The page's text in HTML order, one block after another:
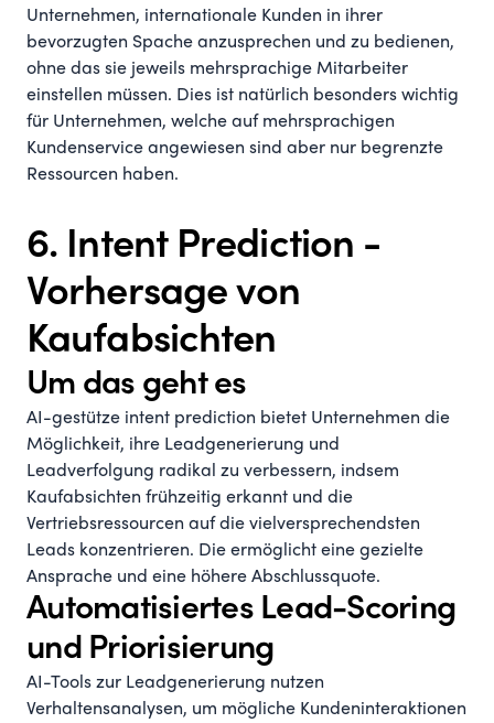
Unternehmen, internationale Kunden in ihrer
bevorzugten Spache anzusprechen und zu bedienen,
ohne das sie jeweils mehrsprachige Mitarbeiter
einstellen müssen. Dies ist natürlich besonders wichtig
für Unternehmen, welche auf mehrsprachigen
Kundenservice angewiesen sind aber nur begrenzte
Ressourcen haben.
6. Intent Prediction -
Vorhersage von
Kaufabsichten
Um das geht es
AI-gestütze intent prediction bietet Unternehmen die
Möglichkeit, ihre Leadgenerierung und
Leadverfolgung radikal zu verbessern, indsem
Kaufabsichten frühzeitig erkannt und die
Vertriebsressourcen auf die vielversprechendsten
Leads konzentrieren. Die ermöglicht eine gezielte
Ansprache und eine höhere Abschlussquote.
Automatisiertes Lead-Scoring
und Priorisierung
AI-Tools zur Leadgenerierung nutzen
Verhaltensanalysen, um mögliche Kundeninteraktionen